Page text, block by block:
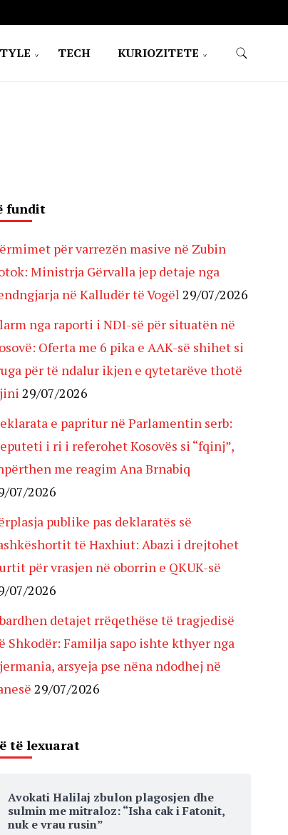
TECH KURIOZITETE
fundit
për varrezën masive në Zubin
Ministrja Gërvalla jep detaje nga
në Kalludër të Vogël 29/07/2026
nga raporti i NDI-së për situatën në
Oferta me 6 pika e AAK-së shihet si
për të ndalur ikjen e qytetarëve thotë
29/07/2026
e papritur në Parlamentin serb:
i ri i referohet Kosovës si “fqinj”,
me reagim Ana Brnabiq
07/2026
publike pas deklaratës së
të Haxhiut: Abazi i drejtohet
për vrasjen në oborrin e QKUK-së
07/2026
detajet rrëqethëse të tragjedisë
Shkodër: Familja sapo ishte kthyer nga
arsyeja pse nëna ndodhej në
29/07/2026
të lexuarat
Avokati Halilaj zbulon plagosjen dhe
sulmin me mitraloz: “Isha cak i Fatonit,
nuk e vrau rusin”